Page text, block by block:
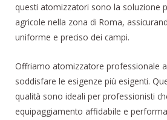
questi atomizzatori sono la soluzione
agricole nella zona di Roma,
uniforme e preciso dei campi.
Offriamo atomizzatore professionale
soddisfare le esigenze più esigenti.
qualità sono ideali per professionisti
equipaggiamento affidabile e